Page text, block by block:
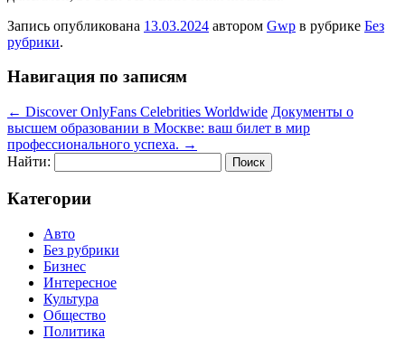
Запись опубликована 13.03.2024 автором Gwp в рубрике Без
рубрики.
Навигация по записям
← Discover OnlyFans Celebrities Worldwide Документы о
высшем образовании в Москве: ваш билет в мир
профессионального успеха. →
Найти:
Категории
Авто
Без рубрики
Бизнес
Интересное
Культура
Общество
Политика